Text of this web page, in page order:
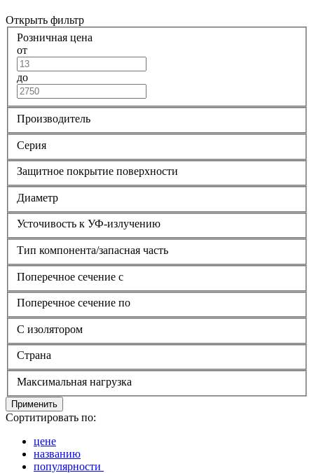
Открыть фильтр
Розничная цена
от
до
Производитель
Серия
Защитное покрытие поверхности
Диаметр
Усточивость к УФ-излучению
Тип компонента/запасная часть
Поперечное сечение с
Поперечное сечение по
С изолятором
Страна
Максимальная нагрузка
Применить
Сортитировать по:
цене
названию
популярности